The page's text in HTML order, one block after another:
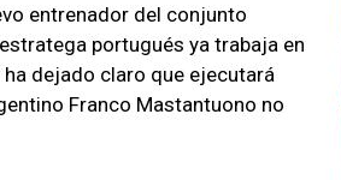
entrenador del conjunto
portugués ya trabaja en
dejado claro que ejecutará
Franco Mastantuono no